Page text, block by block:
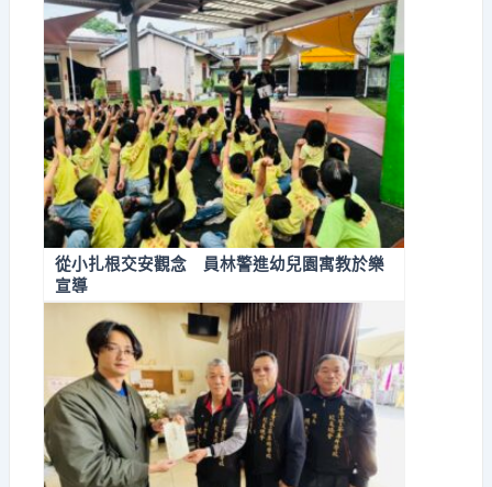
從小扎根交安觀念 員林警進幼兒園寓教於樂
宣導